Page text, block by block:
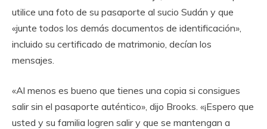
utilice una foto de su pasaporte al sucio Sudán y que
«junte todos los demás documentos de identificación»,
incluido su certificado de matrimonio, decían los
mensajes.
«Al menos es bueno que tienes una copia si consigues
salir sin el pasaporte auténtico», dijo Brooks. «¡Espero que
usted y su familia logren salir y que se mantengan a